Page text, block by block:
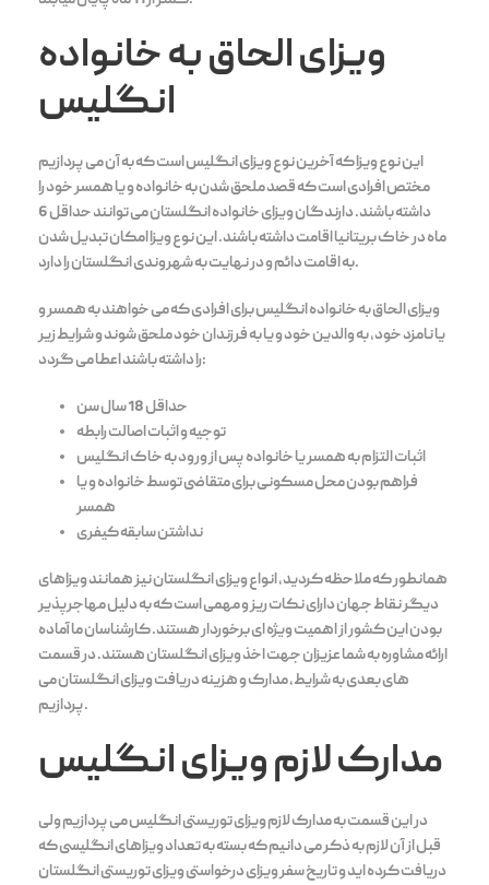
ویزای الحاق به خانواده
انگلیس
این نوع ویزا که آخرین نوع ویزای انگلیس است که به آن می پردازیم
مختص افرادی است که قصد ملحق شدن به خانواده و یا همسر خود را
داشته باشند. دارندگان ویزای خانواده انگلستان می توانند حداقل 6
ماه در خاک بریتانیا اقامت داشته باشند. این نوع ویزا امکان تبدیل شدن
به اقامت دائم و در نهایت به شهروندی انگلستان را دارد.
ویزای الحاق به خانواده انگلیس برای افرادی که می خواهند به همسر و
یا نامزد خود، به والدین خود و یا به فرزندان خود ملحق شوند و شرایط زیر
را داشته باشند اعطا می گردد:
حداقل 18 سال سن
توجیه و اثبات اصالت رابطه
اثبات التزام به همسر یا خانواده پس از ورود به خاک انگلیس
فراهم بودن محل مسکونی برای متقاضی توسط خانواده و یا
همسر
نداشتن سابقه کیفری
همانطور که ملاحظه کردید، انواع ویزای انگلستان نیز همانند ویزاهای
دیگر نقاط جهان دارای نکات ریز و مهمی است که به دلیل مهاجرپذیر
بودن این کشور از اهمیت ویژه ای برخوردار هستند. کارشناسان ما آماده
ارائه مشاوره به شما عزیزان جهت اخذ ویزای انگلستان هستند. در قسمت
های بعدی به شرایط، مدارک و هزینه دریافت ویزای انگلستان می
پردازیم.
مدارک لازم ویزای انگلیس
در این قسمت به مدارک لازم ویزای توریستی انگلیس می پردازیم ولی
قبل از آن لازم به ذکر می دانیم که بسته به تعداد ویزاهای انگلیسی که
دریافت کرده اید و تاریخ سفر ویزای درخواستی ویزای توریستی انگلستان